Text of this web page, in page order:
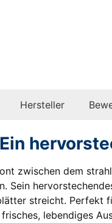
Hersteller
zwischen dem
Sein
streicht. Perfekt
lebendiges